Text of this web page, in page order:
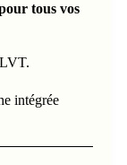
tous vos
intégrée